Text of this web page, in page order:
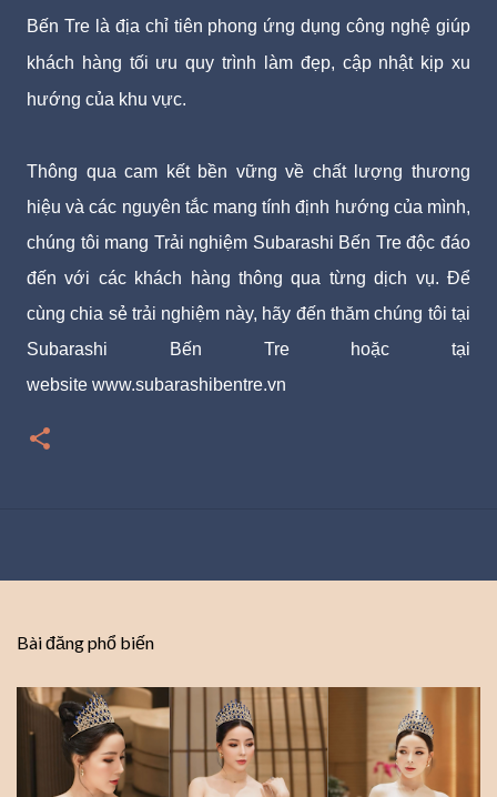
Bến Tre là địa chỉ tiên phong ứng dụng công nghệ giúp
khách hàng tối ưu quy trình làm đẹp, cập nhật kịp xu
hướng của khu vực.
Thông qua cam kết bền vững về chất lượng thương
hiệu và các nguyên tắc mang tính định hướng của mình,
chúng tôi mang Trải nghiệm Subarashi Bến Tre độc đáo
đến với các khách hàng thông qua từng dịch vụ. Để
cùng chia sẻ trải nghiệm này, hãy đến thăm chúng tôi tại
Subarashi Bến Tre hoặc tại
website www.subarashibentre.vn
Bài đăng phổ biến